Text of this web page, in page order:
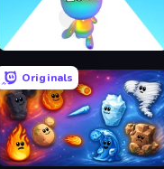
Man Runner 2048
Originals
Elemental Merge